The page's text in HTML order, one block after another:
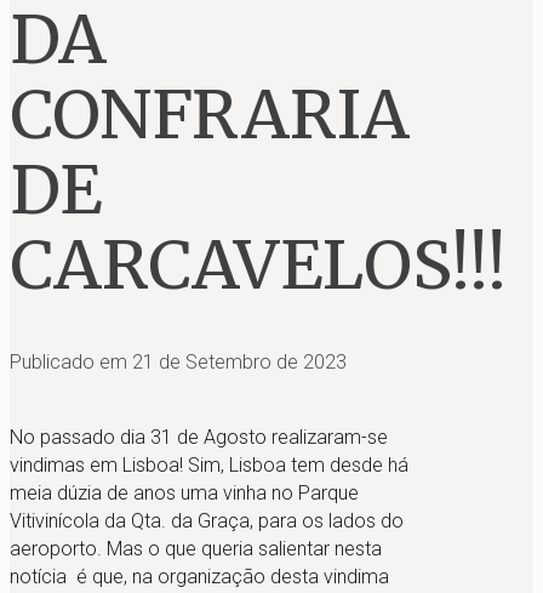
DA
CONFRARIA
DE
CARCAVELOS!!!
Publicado em 21 de Setembro de 2023
No passado dia 31 de Agosto realizaram-se
vindimas em Lisboa! Sim, Lisboa tem desde há
meia dúzia de anos uma vinha no Parque
Vitivinícola da Qta. da Graça, para os lados do
aeroporto. Mas o que queria salientar nesta
notícia é que, na organização desta vindima